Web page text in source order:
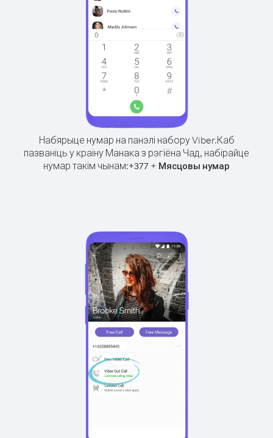
Набярыце нумар на панэлі набору Viber.Каб
пазваніць у краіну Манака з рэгіёна Чад, набірайце
нумар такім чынам:+377 + Мясцовы нумар